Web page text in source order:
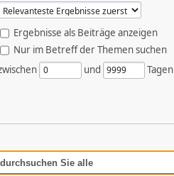
Ergebnisse als Beiträge anzeigen
Nur im Betreff der Themen suchen
und Tagen
Sie alle